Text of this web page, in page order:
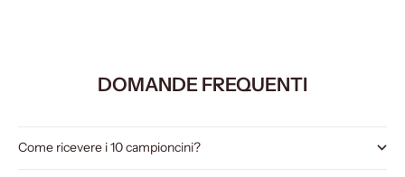
DOMANDE FREQUENTI
Come ricevere i 10 campioncini?